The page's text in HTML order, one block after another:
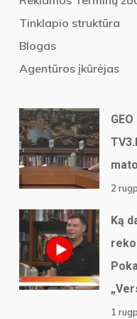
Tinklapio struktūra
Blogas
Agentūros įkūrėjas
2
Ką
1